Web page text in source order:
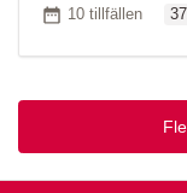
Antal tillfällen
10 tillfällen